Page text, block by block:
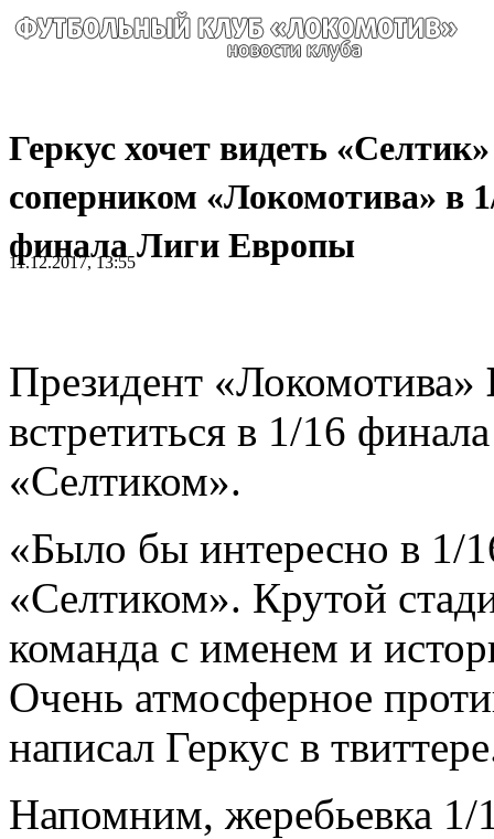
Геркус хочет видеть «Селтик»
соперником «Локомотива» в
финала Лиги Европы
11.12.2017, 13:55
Президент «Локомотива»
встретиться в 1/16
«Селтиком».
«Было бы интересно в 1/
«Селтиком». Крутой
команда с именем и
Очень атмосферное
написал Геркус в
Напомним, жеребьевка